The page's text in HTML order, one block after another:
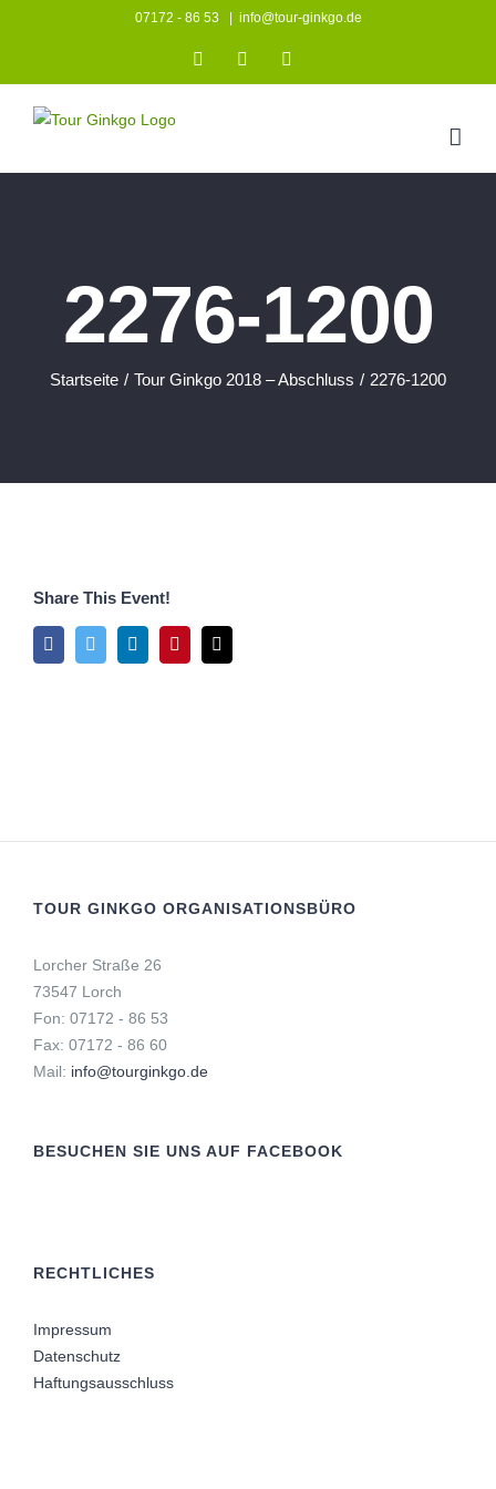
07172 - 86 53 info@tour-ginkgo.de
InstagramFacebook
2276-1200
Startseite / Tour Ginkgo 2018 – Abschluss / 2276-1200
Share This Event!
FacebookTwitter LinkedInPinterest
Mail
TOUR GINKGO ORGANISATIONSBÜRO
Lorcher Straße 26
73547 Lorch
Fon: 07172 - 86 53
Fax: 07172 - 86 60
Mail: info@tourginkgo.de
BESUCHEN SIE UNS AUF FACEBOOK
RECHTLICHES
Impressum
Datenschutz
Haftungsausschluss